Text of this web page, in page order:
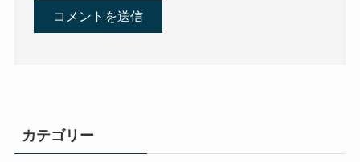
カテゴリー